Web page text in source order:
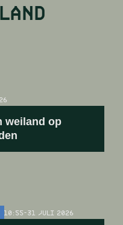
weiland op
10:55-31 JULI 2026